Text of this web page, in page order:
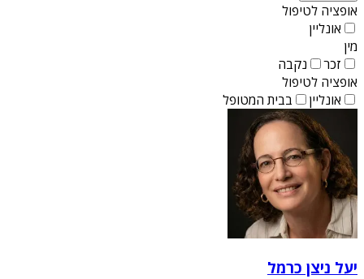
אופציה לטיפול
אונליין
מין
זכר
נקבה
אופציה לטיפול
אונליין
בבית המטופל
יעל ניצן כרמל